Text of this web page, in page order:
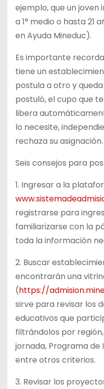
ejemplo, que un joven
a 1° medio o hasta 21
en Ayuda Mineduc).
Es importante
tiene un
postula a otro y
postuló, el cupo que
libera
lo necesite,
rechaza su asignación.
Seis consejos para
1. Ingresar a la
registrarse para
familiarizarse con la
toda la información
2. Buscar
encontrarán una
(https://
sirve para revisar los
educativos que
filtrándolos por
jornada, Programa de
entre otros criterios.
3. Revisar los